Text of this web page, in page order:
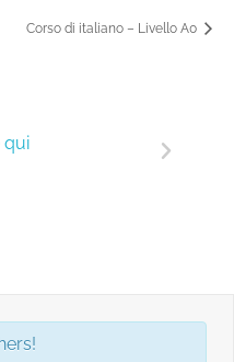
Corso di italiano – Livello A0